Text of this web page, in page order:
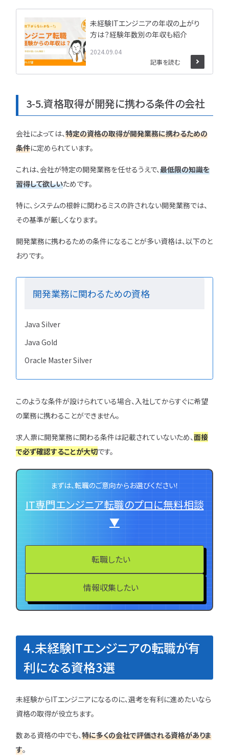
2024.09.04
未経験ITエンジニアの年収の上がり
方は？経験年数別の年収も紹介
記事を読む
3-5.資格取得が開発に携わる条件の会社
会社によっては、特定の資格の取得が開発業務に携わるための
条件に定められています。
これは、会社が特定の開発業務を任せるうえで、最低限の知識を
習得して欲しいためです。
特に、システムの根幹に関わるミスの許されない開発業務では、
その基準が厳しくなります。
開発業務に携わるための条件になることが多い資格は、以下のと
おりです。
開発業務に関わるための資格
Java Silver
Java Gold
Oracle Master Silver
このような条件が設けられている場合、入社してからすぐに希望
の業務に携わることができません。
求人票に開発業務に関わる条件は記載されていないため、面接
で必ず確認することが大切です。
まずは、転職のご意向からお選びください！
IT専門エンジニア転職のプロに無料相談
▼
転職したい
情報収集したい
4.未経験ITエンジニアの転職が有
利になる資格3選
未経験からITエンジニアになるのに、選考を有利に進めたいなら
資格の取得が役立ちます。
数ある資格の中でも、特に多くの会社で評価される資格がありま
す。